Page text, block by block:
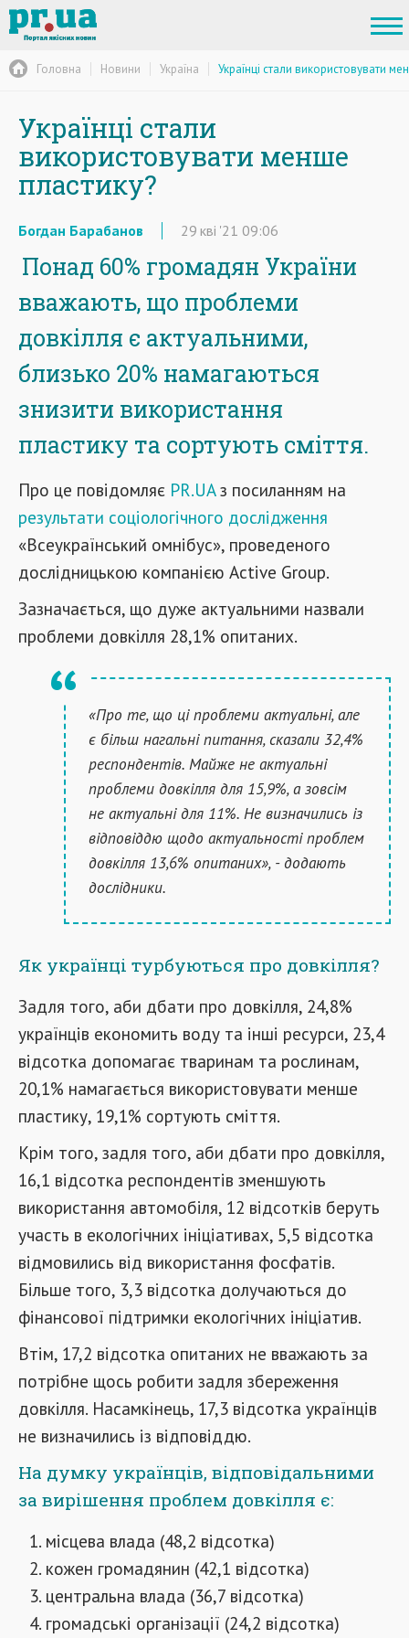
Головна Новини Україна Українці стали використовувати
Українці стали
використовувати менше
пластику?
Богдан Барабанов 29 кві '21 09:06
Понад 60% громадян України
вважають, що проблеми
довкілля є актуальними,
близько 20% намагаються
знизити використання
пластику та сортують сміття.
Про це повідомляє PR.UAз посиланням на
результати соціологічного дослідження
«Всеукраїнський омнібус», проведеного
дослідницькою компанією Active Group.
Зазначається, що дуже актуальними назвали
проблеми довкілля 28,1% опитаних.
«Про те, що ці проблеми актуальні, але
є більш нагальні питання, сказали 32,4%
респондентів. Майже не актуальні
проблеми довкілля для 15,9%, а зовсім
не актуальні для 11%. Не визначились із
відповіддю щодо актуальності проблем
довкілля 13,6% опитаних», - додають
дослідники.
Як українці турбуються про довкілля?
Задля того, аби дбати про довкілля, 24,8%
українців економить воду та інші ресурси, 23,4
відсотка допомагає тваринам та рослинам,
20,1% намагається використовувати менше
пластику, 19,1% сортують сміття.
Крім того, задля того, аби дбати про довкілля,
16,1 відсотка респондентів зменшують
використання автомобіля, 12 відсотків беруть
участь в екологічних ініціативах, 5,5 відсотка
відмовились від використання фосфатів.
Більше того, 3,3 відсотка долучаються до
фінансової підтримки екологічних ініціатив.
Втім, 17,2 відсотка опитаних не вважають за
потрібне щось робити задля збереження
довкілля. Насамкінець, 17,3 відсотка українців
не визначились із відповіддю.
На думку українців, відповідальними
за вирішення проблем довкілля є:
місцева влада (48,2 відсотка)
кожен громадянин (42,1 відсотка)
центральна влада (36,7 відсотка)
громадські організації (24,2 відсотка)